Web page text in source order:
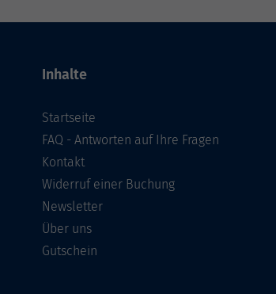
Inhalte
Startseite
FAQ - Antworten auf Ihre Fragen
Kontakt
Widerruf einer Buchung
Newsletter
Über uns
Gutschein